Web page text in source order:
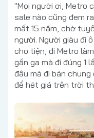
"Mọi người ơi, Metro
sale nào cũng đem
mất 15 năm, chờ
người. Người giàu đi
cho tiện, đi Metro
gần ga mà đi đúng 1
đâu mà đi bán
để hét giá trên trời